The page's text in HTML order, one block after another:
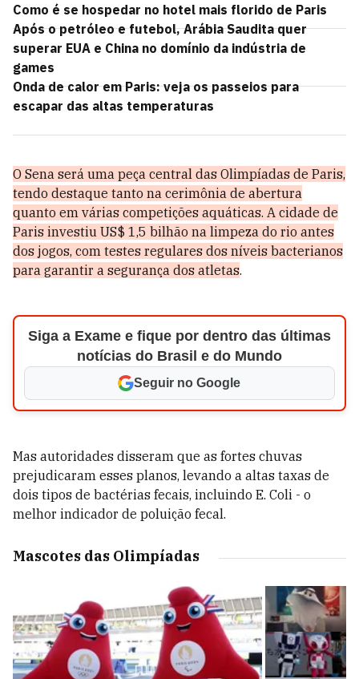
Como é se hospedar no hotel mais florido de Paris
Após o petróleo e futebol, Arábia Saudita quer
superar EUA e China no domínio da indústria de
games
Onda de calor em Paris: veja os passeios para
escapar das altas temperaturas
O Sena será uma peça central das Olimpíadas de Paris,
tendo destaque tanto na cerimônia de abertura
quanto em várias competições aquáticas. A cidade de
Paris investiu US$ 1,5 bilhão na limpeza do rio antes
dos jogos, com testes regulares dos níveis bacterianos
para garantir a segurança dos atletas.
Siga a Exame e fique por dentro das últimas
notícias do Brasil e do Mundo
Seguir no Google
Mas autoridades disseram que as fortes chuvas
prejudicaram esses planos, levando a altas taxas de
dois tipos de bactérias fecais, incluindo E. Coli - o
melhor indicador de poluição fecal.
Mascotes das Olimpíadas